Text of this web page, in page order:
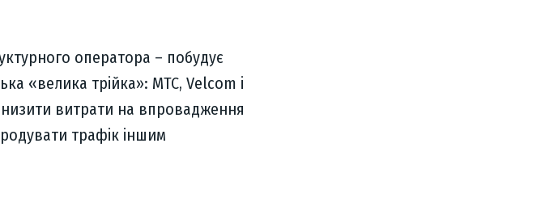
оператора – побудує
«велика трійка»: МТС, Velcom і
витрати на впровадження
трафік іншим